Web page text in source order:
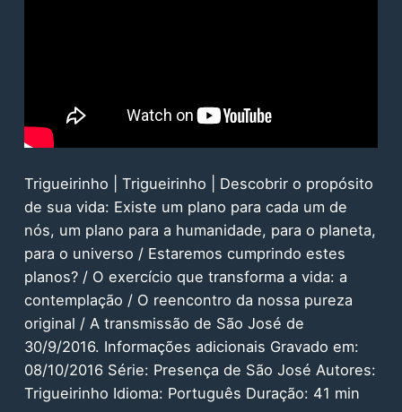
Trigueirinho | Trigueirinho | Descobrir o propósito
de sua vida: Existe um plano para cada um de
nós, um plano para a humanidade, para o planeta,
para o universo / Estaremos cumprindo estes
planos? / O exercício que transforma a vida: a
contemplação / O reencontro da nossa pureza
original / A transmissão de São José de
30/9/2016. Informações adicionais Gravado em:
08/10/2016 Série: Presença de São José Autores:
Trigueirinho Idioma: Português Duração: 41 min